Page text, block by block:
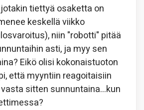
tiettyä osaketta on
keskellä viikko
niin "robotti" pitää
asti, ja myy sen
Eikö olisi kokonaistuoton
että myyntiin reagoitaisiin
sitten sunnuntaina…kun